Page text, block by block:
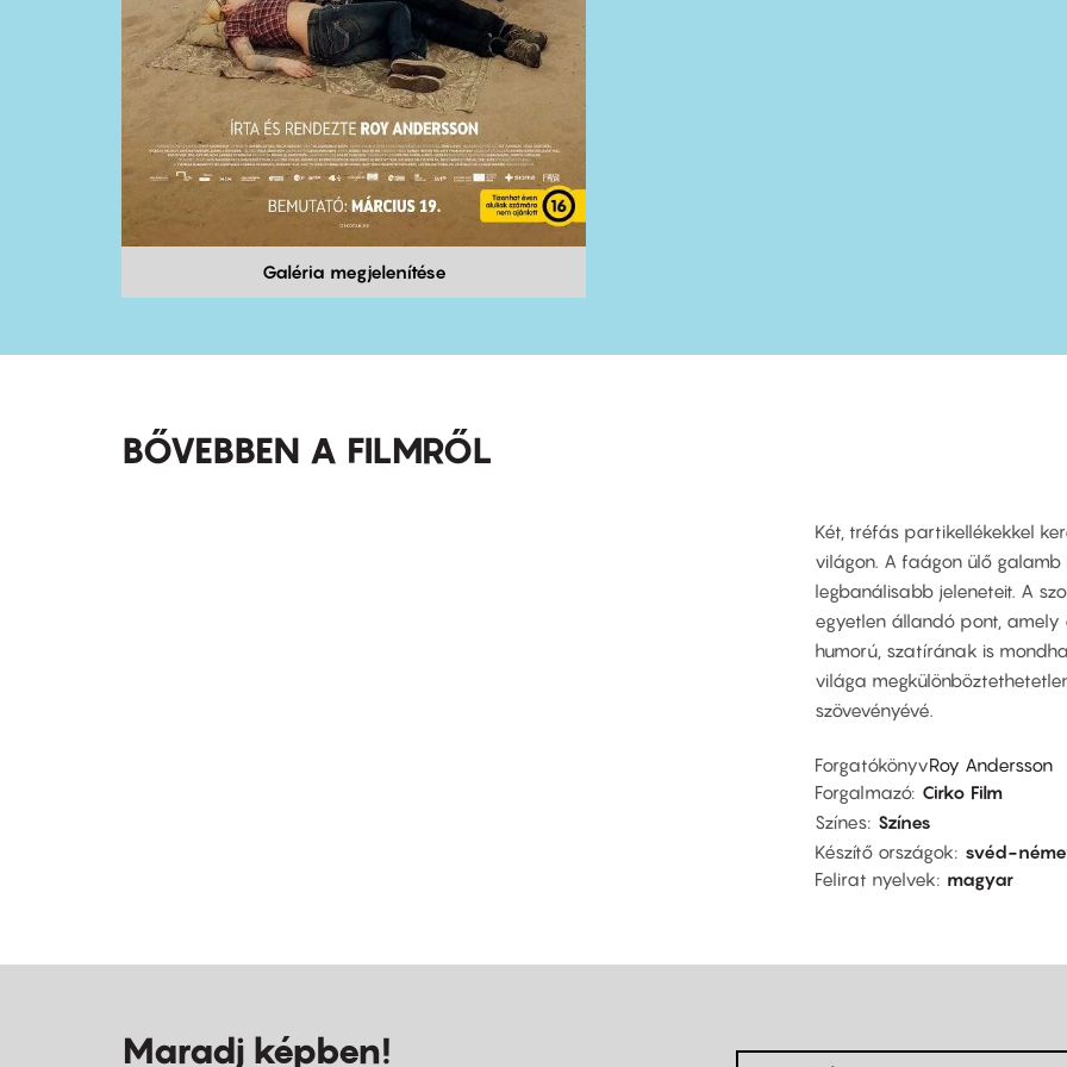
Galéria megjelenítése
BŐVEBBEN A FILMRŐL
Két, tréfás partikellékekkel
világon. A faágon ülő
legbanálisabb jeleneteit. A
egyetlen állandó pont,
humorú, szatírának is
világa
szövevényévé.
ForgatókönyvRoy Andersson
Forgalmazó Cirko Film
Színes Színes
Készítő országok
svéd-
Felirat nyelvek
magyar
Maradj képben!